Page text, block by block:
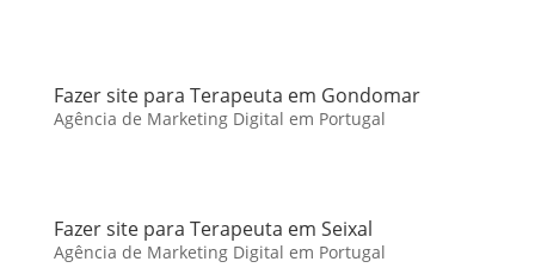
Fazer site para Terapeuta em Gondomar
Agência de Marketing Digital em Portugal
Fazer site para Terapeuta em Seixal
Agência de Marketing Digital em Portugal